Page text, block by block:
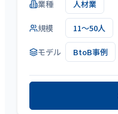
業種 人材業
規模 11～50人
モデル BtoB事例